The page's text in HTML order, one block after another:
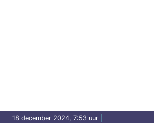
18 december 2024, 7:53 uur